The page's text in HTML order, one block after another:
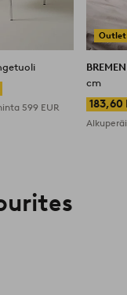
599 EUR
Outlet
cm
183,60